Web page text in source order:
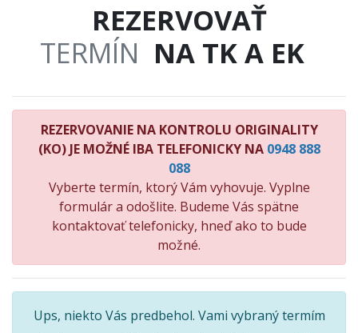
REZERVOVAŤ
TERMÍN NA TK A EK
REZERVOVANIE NA KONTROLU ORIGINALITY
(KO) JE MOŽNÉ IBA TELEFONICKY NA 0948 888
088
Vyberte termín, ktorý Vám vyhovuje. Vyplne
formulár a odošlite. Budeme Vás spätne
kontaktovať telefonicky, hneď ako to bude
možné.
Ups, niekto Vás predbehol. Vami vybraný termím
KONTROLA ORIGINALITY
RECENZIE
KONTAKT